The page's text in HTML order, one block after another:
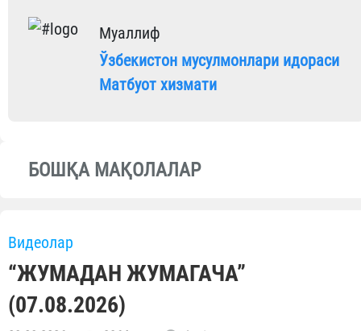
Муаллиф
Ўзбекистон мусулмонлари идораси
Матбуот хизмати
БОШҚА МАҚОЛАЛАР
Видеолар
“ЖУМАДАН ЖУМАГАЧА”
(07.08.2026)